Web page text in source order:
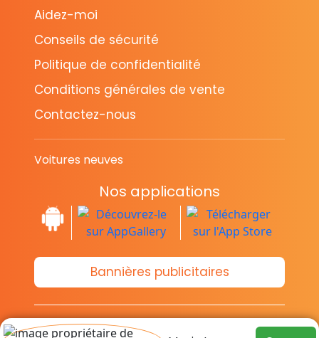
Aidez-moi
Conseils de sécurité
Politique de confidentialité
Conditions générales de vente
Contactez-nous
Voitures neuves
Nos applications
Bannières publicitaires
© Copyright 2014-2026 Cava.tn